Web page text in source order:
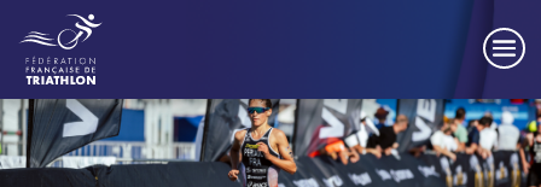
Panneau de gestion des cookies